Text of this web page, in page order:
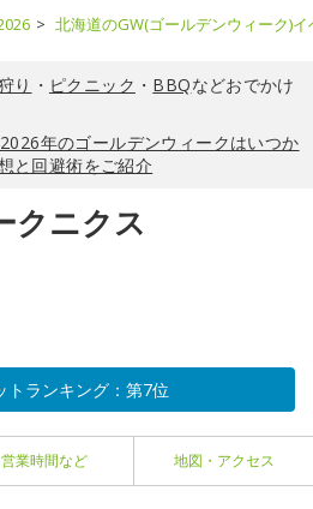
北海道のGW(ゴールデンウィーク)
り ・ ピクニック ・ BBQなどおでかけ
年のゴールデンウィークはいつか
と回避術をご紹介
クニクス
トランキング：第7位
営業時間など 地図・アクセス